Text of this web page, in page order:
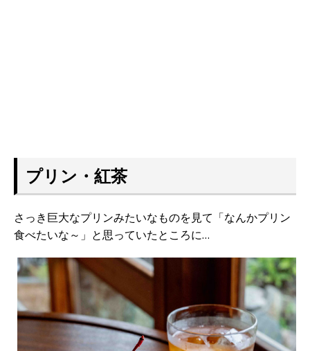
プリン・紅茶
さっき巨大なプリンみたいなものを見て「なんかプリン
食べたいな～」と思っていたところに…